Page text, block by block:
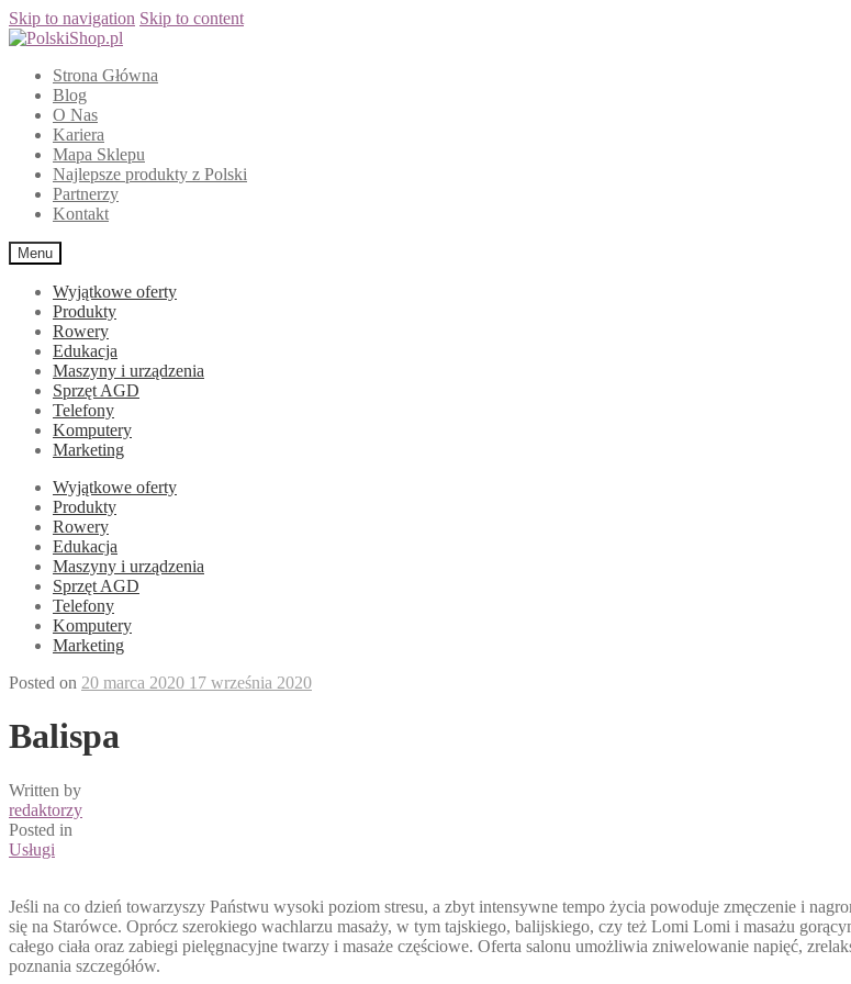
Skip to navigation Skip to content
Strona Główna
Blog
O Nas
Kariera
Mapa Sklepu
Najlepsze produkty z Polski
Partnerzy
Kontakt
Menu
Wyjątkowe oferty
Produkty
Rowery
Edukacja
Maszyny i urządzenia
Sprzęt AGD
Telefony
Komputery
Marketing
Wyjątkowe oferty
Produkty
Rowery
Edukacja
Maszyny i urządzenia
Sprzęt AGD
Telefony
Komputery
Marketing
Posted on 20 marca 2020 17 września 2020
Balispa
Written by
redaktorzy
Posted in
Usługi
Jeśli na co dzień towarzyszy Państwu wysoki poziom stresu, a zbyt intensywne tempo życia powoduje zmęczenie i
się na Starówce. Oprócz szerokiego wachlarzu masaży, w tym tajskiego, balijskiego, czy też Lomi Lomi i masażu
całego ciała oraz zabiegi pielęgnacyjne twarzy i masaże częściowe. Oferta salonu umożliwia zniwelowanie napięć,
poznania szczegółów.